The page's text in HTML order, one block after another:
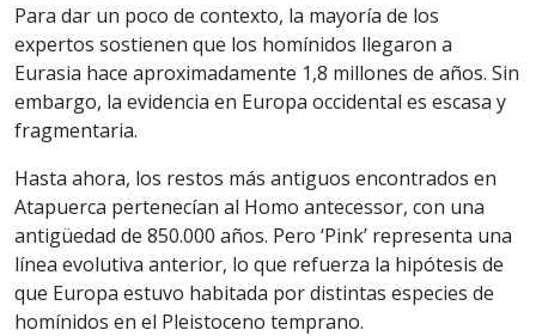
Para dar un poco de contexto, la mayoría de los
expertos sostienen que los homínidos llegaron a
Eurasia hace aproximadamente 1,8 millones de años. Sin
embargo, la evidencia en Europa occidental es escasa y
fragmentaria.
Hasta ahora, los restos más antiguos encontrados en
Atapuerca pertenecían al Homo antecessor, con una
antigüedad de 850.000 años. Pero ‘Pink’ representa una
línea evolutiva anterior, lo que refuerza la hipótesis de
que Europa estuvo habitada por distintas especies de
homínidos en el Pleistoceno temprano.